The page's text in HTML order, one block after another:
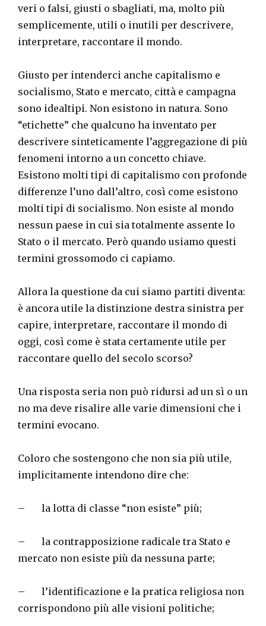
veri o falsi, giusti o sbagliati, ma, molto più
semplicemente, utili o inutili per descrivere,
interpretare, raccontare il mondo.
Giusto per intenderci anche capitalismo e
socialismo, Stato e mercato, città e campagna
sono idealtipi. Non esistono in natura. Sono
“etichette” che qualcuno ha inventato per
descrivere sinteticamente l’aggregazione di più
fenomeni intorno a un concetto chiave.
Esistono molti tipi di capitalismo con profonde
differenze l’uno dall’altro, così come esistono
molti tipi di socialismo. Non esiste al mondo
nessun paese in cui sia totalmente assente lo
Stato o il mercato. Però quando usiamo questi
termini grossomodo ci capiamo.
Allora la questione da cui siamo partiti diventa:
è ancora utile la distinzione destra sinistra per
capire, interpretare, raccontare il mondo di
oggi, così come è stata certamente utile per
raccontare quello del secolo scorso?
Una risposta seria non può ridursi ad un sì o un
no ma deve risalire alle varie dimensioni che i
termini evocano.
Coloro che sostengono che non sia più utile,
implicitamente intendono dire che:
– la lotta di classe “non esiste” più;
– la contrapposizione radicale tra Stato e
mercato non esiste più da nessuna parte;
– l’identificazione e la pratica religiosa non
corrispondono più alle visioni politiche;